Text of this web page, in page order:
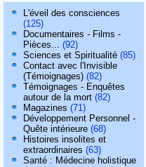
L'éveil des consciences
(125)
Documentaires - Films -
Pièces... (92)
Sciences et Spiritualité (85)
Contact avec l'Invisible
(Témoignages) (82)
Témoignages - Enquêtes
autour de la mort (82)
Magazines (71)
Développement Personnel -
Quête intérieure (68)
Histoires insolites et
extraordinaires (63)
Santé : Médecine holistique